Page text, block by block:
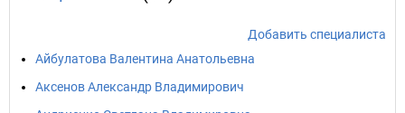
Добавить специалиста
Айбулатова Валентина Анатольевна
Аксенов Александр Владимирович